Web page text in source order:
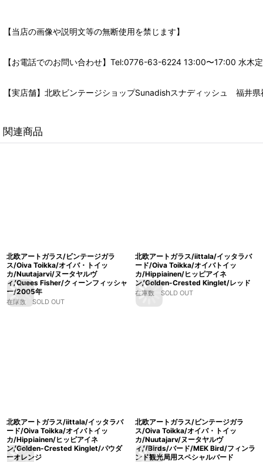
【当店の画像や説明文等の無断使用を禁じます】
【お電話でのお問い合わせ】Tel:0776-63-6224 13:00〜17:00 水木
【実店舗】北欧ビンテージショップSunadishスナディッシュ 福井
関連商品
北欧アートガラス/ビンテージガラ
ス/Oiva Toikka/オイバ・トイッ
カ/Nuutajarvi/ヌータヤルヴ
ィ/Quees Fisher/クィーンフィッシャ
ー/2005年
在庫数 SOLD OUT
北欧アートガラス/iittala/イッタラバ
ード/Oiva Toikka/オイバトイッ
カ/Hippiainen/ヒッピアイネ
ン/Golden-Crested Kinglet/レッド
在庫数 SOLD OUT
北欧アートガラス/iittala/イッタラバ
ード/Oiva Toikka/オイバトイッ
カ/Hippiainen/ヒッピアイネ
ン/Golden-Crested Kinglet/パウダ
ーオレンジ
北欧アートガラス/ビンテージガラ
ス/Oiva Toikka/オイバ・トイッ
カ/Nuutajarv/ヌータヤルヴ
ィ//Birds/バード/MEK Bird/フィンラ
ンド観光局用スペシャルバード